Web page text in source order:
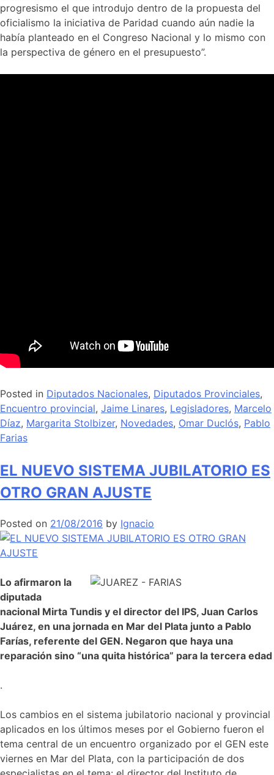
progresismo el que introdujo dentro de la propuesta del
oficialismo la iniciativa de Paridad cuando aún nadie la
había planteado en el Congreso Nacional y lo mismo con
la perspectiva de género en el presupuesto”.
Posted in Diputados Nacionales, Diputados Provinciales,
Encuentro provincial, Jaime Linares, Legisladores, Marcelo
Díaz, Margarita Stolbizer, Novedades, Omar Duclós, Pablo
Farias
EL NUEVO SISTEMA JUBILATORIO ES
OTRO GRAN AJUSTE
Posted on 21/08/2016 by Ignacio
Lo afirmaron la
diputada
nacional Mirta Tundis y el director del IPS, Juan Carlos
Juárez, en una jornada en Mar del Plata junto a Pablo
Farías, referente del GEN. Negaron que haya una
reparación sino “una quita histórica” para la tercera edad
.
Los cambios en el sistema jubilatorio nacional y provincial
aplicados en los últimos meses por el Gobierno fueron el
tema central de un encuentro organizado por el GEN este
viernes en Mar del Plata, con la participación de dos